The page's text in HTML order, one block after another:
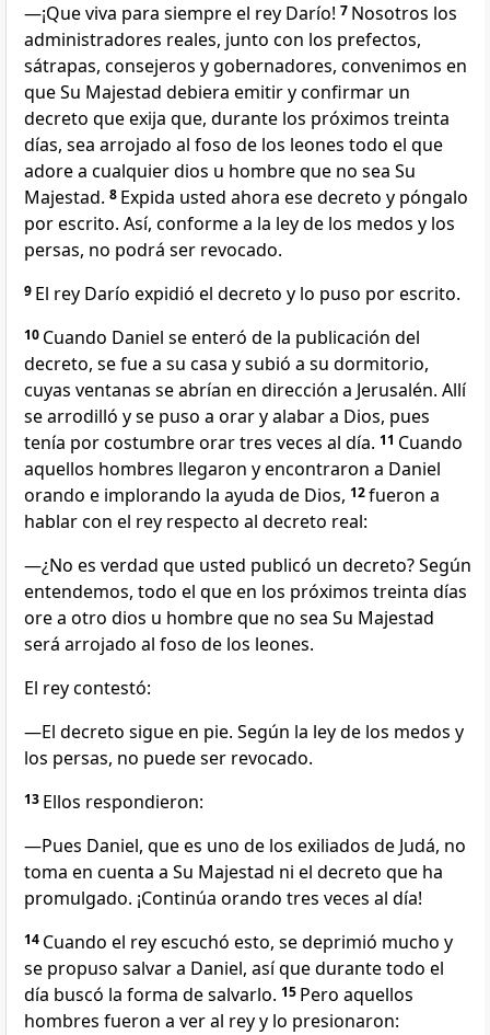
—¡Que viva para siempre el rey Darío! 7 Nosotros los
administradores reales, junto con los prefectos,
sátrapas, consejeros y gobernadores, convenimos en
que Su Majestad debiera emitir y confirmar un
decreto que exija que, durante los próximos treinta
días, sea arrojado al foso de los leones todo el que
adore a cualquier dios u hombre que no sea Su
Majestad. 8 Expida usted ahora ese decreto y póngalo
por escrito. Así, conforme a la ley de los medos y los
persas, no podrá ser revocado.
9 El rey Darío expidió el decreto y lo puso por escrito.
10 Cuando Daniel se enteró de la publicación del
decreto, se fue a su casa y subió a su dormitorio,
cuyas ventanas se abrían en dirección a Jerusalén. Allí
se arrodilló y se puso a orar y alabar a Dios, pues
tenía por costumbre orar tres veces al día. 11 Cuando
aquellos hombres llegaron y encontraron a Daniel
orando e implorando la ayuda de Dios, 12fueron a
hablar con el rey respecto al decreto real:
—¿No es verdad que usted publicó un decreto? Según
entendemos, todo el que en los próximos treinta días
ore a otro dios u hombre que no sea Su Majestad
será arrojado al foso de los leones.
El rey contestó:
—El decreto sigue en pie. Según la ley de los medos y
los persas, no puede ser revocado.
13 Ellos respondieron:
—Pues Daniel, que es uno de los exiliados de Judá, no
toma en cuenta a Su Majestad ni el decreto que ha
promulgado. ¡Continúa orando tres veces al día!
14 Cuando el rey escuchó esto, se deprimió mucho y
se propuso salvar a Daniel, así que durante todo el
día buscó la forma de salvarlo. 15 Pero aquellos
hombres fueron a ver al rey y lo presionaron: